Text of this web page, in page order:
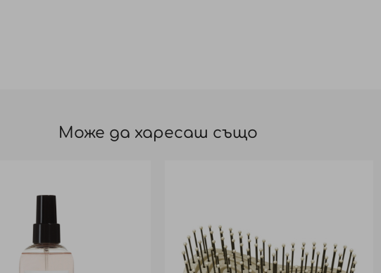
Може да харесаш също